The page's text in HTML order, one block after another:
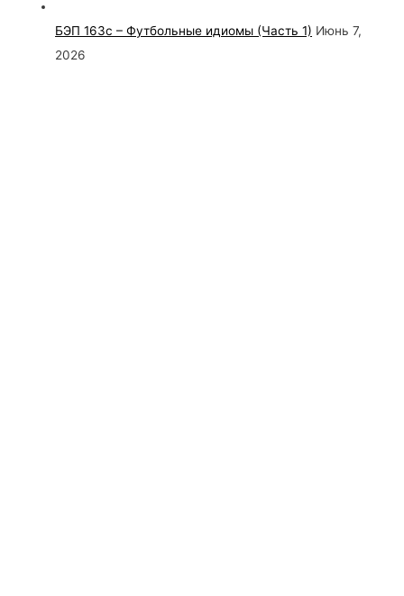
БЭП 163с – Футбольные идиомы (Часть 1) Июнь 7,
2026